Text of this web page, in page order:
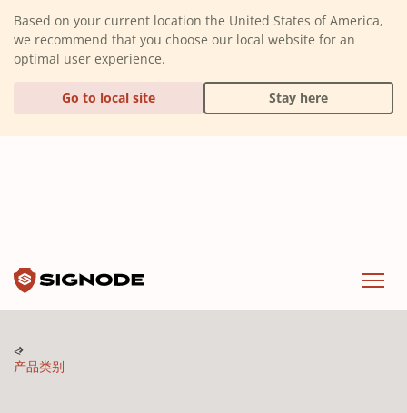
Based on your current location the United States of America,
we recommend that you choose our local website for an
optimal user experience.
Go to local site Stay here
产品类别